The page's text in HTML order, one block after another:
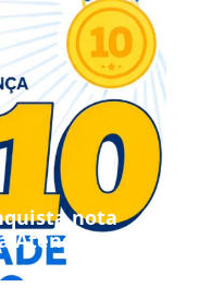
nota
Atenção